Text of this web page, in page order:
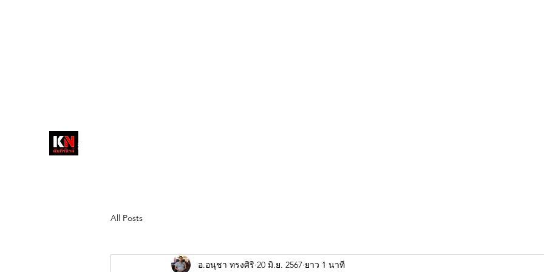
วส์
สื่อลึกวงการสงฆ์ เจาะตรงพระเครื่อง
All Posts
อ.อนุชา ทรงศิริ 20 มิ.ย. 2567 ยาว 1 นาที